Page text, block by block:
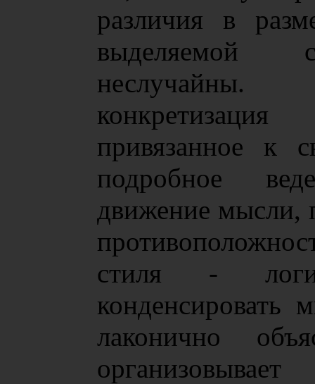
различия в
выделяемой
неслучайны.
привязанное к
подробное
движение мысли,
стиля -
конденсировать
лаконично